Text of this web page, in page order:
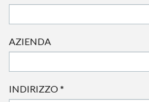
AZIENDA
INDIRIZZO*